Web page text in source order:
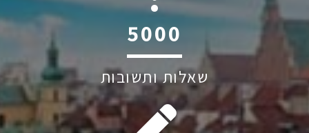
6045
שאלות ותשובות